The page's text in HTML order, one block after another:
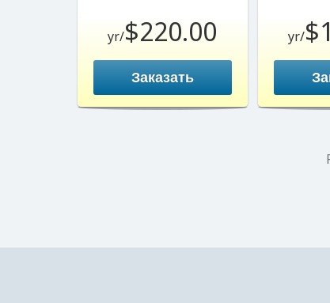
/yr
$220.00
/yr
Заказать